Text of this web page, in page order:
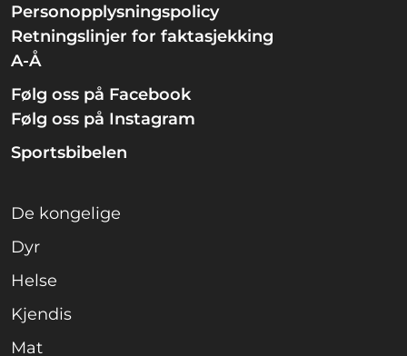
Personopplysningspolicy
Retningslinjer for faktasjekking
A-Å
Følg oss på Facebook
Følg oss på Instagram
Sportsbibelen
De kongelige
Dyr
Helse
Kjendis
Mat